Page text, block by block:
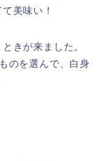
美味い！
きが来ました。
のを選んで、白身